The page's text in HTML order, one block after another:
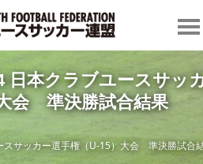
日本クラブユースサッ
会 準決勝試合結果
スサッカー選手権（U-15）大会 準決勝試合